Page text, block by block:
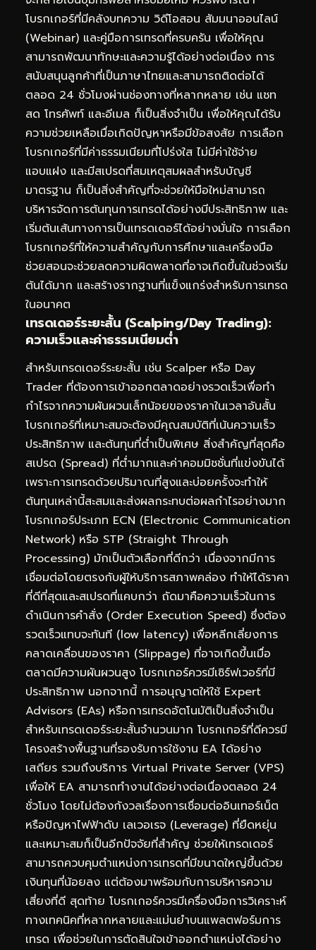
โบรกเกอร์ที่มีคลังบทความ วิดีโอสอน สัมมนาออนไลน์
(Webinar) และคู่มือการเทรดที่ครบครัน เพื่อให้คุณ
สามารถพัฒนาทักษะและความรู้ได้อย่างต่อเนื่อง การ
สนับสนุนลูกค้าที่เป็นภาษาไทยและสามารถติดต่อได้
ตลอด 24 ชั่วโมงผ่านช่องทางที่หลากหลาย เช่น แชท
สด โทรศัพท์ และอีเมล ก็เป็นสิ่งจำเป็น เพื่อให้คุณได้รับ
ความช่วยเหลือเมื่อเกิดปัญหาหรือมีข้อสงสัย การเลือก
โบรกเกอร์ที่มีค่าธรรมเนียมที่โปร่งใส ไม่มีค่าใช้จ่าย
แอบแฝง และมีสเปรดที่สมเหตุสมผลสำหรับบัญชี
มาตรฐาน ก็เป็นสิ่งสำคัญที่จะช่วยให้มือใหม่สามารถ
บริหารจัดการต้นทุนการเทรดได้อย่างมีประสิทธิภาพ และ
เริ่มต้นเส้นทางการเป็นเทรดเดอร์ได้อย่างมั่นใจ การเลือก
โบรกเกอร์ที่ให้ความสำคัญกับการศึกษาและเครื่องมือ
ช่วยสอนจะช่วยลดความผิดพลาดที่อาจเกิดขึ้นในช่วงเริ่ม
ต้นได้มาก และสร้างรากฐานที่แข็งแกร่งสำหรับการเทรด
ในอนาคต
เทรดเดอร์ระยะสั้น (Scalping/Day Trading):
ความเร็วและค่าธรรมเนียมต่ำ
สำหรับเทรดเดอร์ระยะสั้น เช่น Scalper หรือ Day
Trader ที่ต้องการเข้าออกตลาดอย่างรวดเร็วเพื่อทำ
กำไรจากความผันผวนเล็กน้อยของราคาในเวลาอันสั้น
โบรกเกอร์ที่เหมาะสมจะต้องมีคุณสมบัติที่เน้นความเร็ว
ประสิทธิภาพ และต้นทุนที่ต่ำเป็นพิเศษ สิ่งสำคัญที่สุดคือ
สเปรด (Spread) ที่ต่ำมากและค่าคอมมิชชั่นที่แข่งขันได้
เพราะการเทรดด้วยปริมาณที่สูงและบ่อยครั้งจะทำให้
ต้นทุนเหล่านี้สะสมและส่งผลกระทบต่อผลกำไรอย่างมาก
โบรกเกอร์ประเภท ECN (Electronic Communication
Network) หรือ STP (Straight Through
Processing) มักเป็นตัวเลือกที่ดีกว่า เนื่องจากมีการ
เชื่อมต่อโดยตรงกับผู้ให้บริการสภาพคล่อง ทำให้ได้ราคา
ที่ดีที่สุดและสเปรดที่แคบกว่า ถัดมาคือความเร็วในการ
ดำเนินการคำสั่ง (Order Execution Speed) ซึ่งต้อง
รวดเร็วแทบจะทันที (low latency) เพื่อหลีกเลี่ยงการ
คลาดเคลื่อนของราคา (Slippage) ที่อาจเกิดขึ้นเมื่อ
ตลาดมีความผันผวนสูง โบรกเกอร์ควรมีเซิร์ฟเวอร์ที่มี
ประสิทธิภาพ นอกจากนี้ การอนุญาตให้ใช้ Expert
Advisors (EAs) หรือการเทรดอัตโนมัติเป็นสิ่งจำเป็น
สำหรับเทรดเดอร์ระยะสั้นจำนวนมาก โบรกเกอร์ที่ดีควรมี
โครงสร้างพื้นฐานที่รองรับการใช้งาน EA ได้อย่าง
เสถียร รวมถึงบริการ Virtual Private Server (VPS)
เพื่อให้ EA สามารถทำงานได้อย่างต่อเนื่องตลอด 24
ชั่วโมง โดยไม่ต้องกังวลเรื่องการเชื่อมต่ออินเทอร์เน็ต
หรือปัญหาไฟฟ้าดับ เลเวอเรจ (Leverage) ที่ยืดหยุ่น
และเหมาะสมก็เป็นอีกปัจจัยที่สำคัญ ช่วยให้เทรดเดอร์
สามารถควบคุมตำแหน่งการเทรดที่มีขนาดใหญ่ขึ้นด้วย
เงินทุนที่น้อยลง แต่ต้องมาพร้อมกับการบริหารความ
เสี่ยงที่ดี สุดท้าย โบรกเกอร์ควรมีเครื่องมือการวิเคราะห์
ทางเทคนิคที่หลากหลายและแม่นยำบนแพลตฟอร์มการ
เทรด เพื่อช่วยในการตัดสินใจเข้าออกตำแหน่งได้อย่าง